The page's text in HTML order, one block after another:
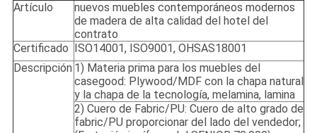
Artículo
nuevos muebles contemporáneos modernos
de madera de alta calidad del hotel del
contrato
Certificado
ISO14001, ISO9001, OHSAS18001
Descripción 1) Materia prima para los muebles del
casegood: Plywood/MDF con la chapa natural
y la chapa de la tecnología, melamina, lamina
2) Cuero de Fabric/PU: Cuero de alto grado de
fabric/PU proporcionar del lado del vendedor;